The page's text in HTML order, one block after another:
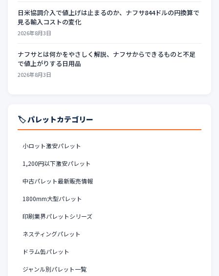
日米協調介入で値上げは止まるのか、ナフサ844ドルの円換算で
見る輸入コストの変化
2026年8月3日
ナフサとは何かをやさしく解説、ナフサからできるものと不足
で値上がりする日用品
2026年8月3日
🏷️ パレットカテゴリー
小ロット激安パレット
1,200円以下激安パレット
中古パレット最新販売情報
1800mm大型パレット
印刷業界パレットシリーズ
ネスティングパレット
ドラム缶パレット
ジャンル別パレット一覧